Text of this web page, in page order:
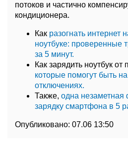
потоков и частично
кондиционера.
Как разогнать интернет
ноутбуке: проверенные
за 5 минут.
Как зарядить ноутбук от
которые помогут быть
отключениях.
Также, одна незаметная
зарядку смартфона в 5
Опубликовано: 07.06 13:50